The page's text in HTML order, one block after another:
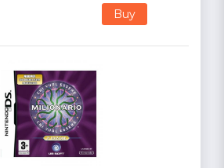
Buy